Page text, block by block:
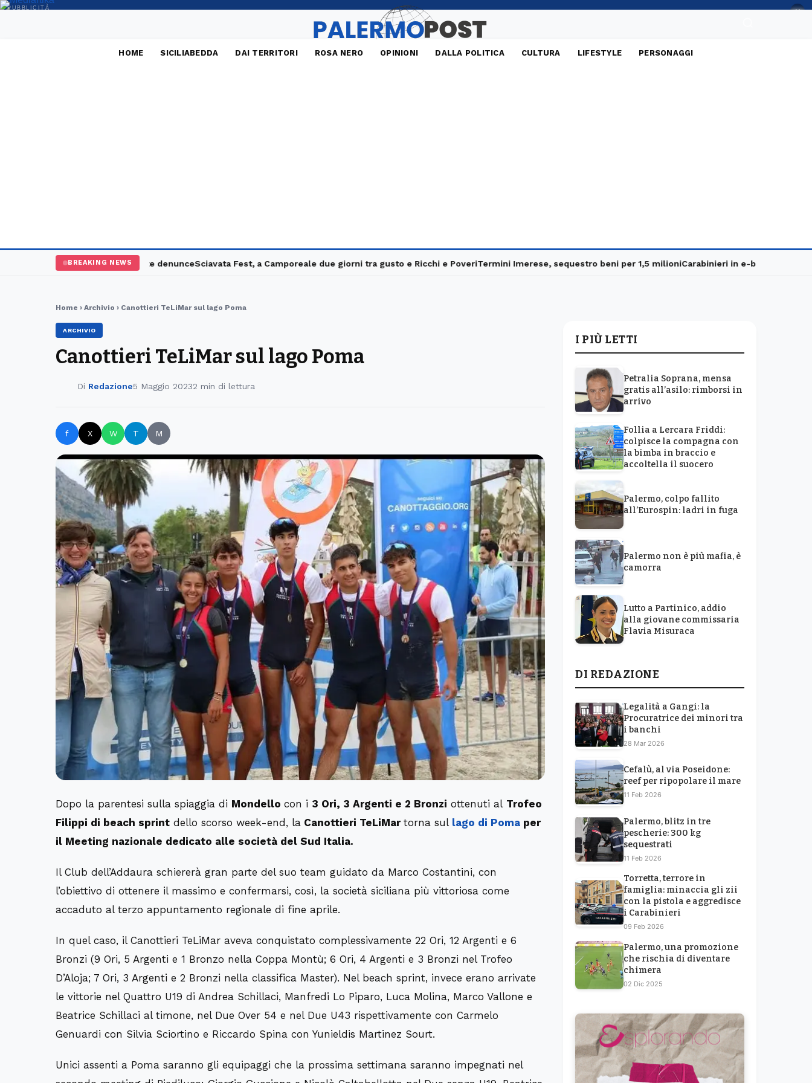
PUBBLICITÀ ×
HOME SICILIABEDDA DAI TERRITORI ROSA NERO OPINIONI DALLA POLITICA CULTURA LIFESTYLE PERSONAGGI
BREAKING NEWS
controlli: un arresto e sette denunceSciavata Fest, a Camporeale due giorni tra gusto e Ricchi e PoveriTermini Imerese, sequestro beni per 1,5 milioni Carabinieri in e-bike, controlli mirati
Home › Archivio › Canottieri TeLiMar sul lago Poma
ARCHIVIO
Canottieri TeLiMar sul lago Poma
Di Redazione5 Maggio 20232 min di lettura
f X W T M
Dopo la parentesi sulla spiaggia di Mondello con i 3 Ori, 3 Argenti e 2 Bronzi ottenuti al Trofeo
Filippi di beach sprint dello scorso week-end, la Canottieri TeLiMar torna sul lago di Poma per
il Meeting nazionale dedicato alle società del Sud Italia.
Il Club dell’Addaura schiererà gran parte del suo team guidato da Marco Costantini, con
l’obiettivo di ottenere il massimo e confermarsi, così, la società siciliana più vittoriosa come
accaduto al terzo appuntamento regionale di fine aprile.
In quel caso, il Canottieri TeLiMar aveva conquistato complessivamente 22 Ori, 12 Argenti e 6
Bronzi (9 Ori, 5 Argenti e 1 Bronzo nella Coppa Montù; 6 Ori, 4 Argenti e 3 Bronzi nel Trofeo
D’Aloja; 7 Ori, 3 Argenti e 2 Bronzi nella classifica Master). Nel beach sprint, invece erano arrivate
le vittorie nel Quattro U19 di Andrea Schillaci, Manfredi Lo Piparo, Luca Molina, Marco Vallone e
Beatrice Schillaci al timone, nel Due Over 54 e nel Due U43 rispettivamente con Carmelo
Genuardi con Silvia Sciortino e Riccardo Spina con Yunieldis Martinez Sourt.
Unici assenti a Poma saranno gli equipaggi che la prossima settimana saranno impegnati nel
I PIÙ LETTI
Petralia Soprana, mensa
gratis all’asilo: rimborsi in
arrivo
Follia a Lercara Friddi:
colpisce la compagna con
la bimba in braccio e
accoltella il suocero
Palermo, colpo fallito
all’Eurospin: ladri in fuga
Palermo non è più mafia, è
camorra
Lutto a Partinico, addio
alla giovane commissaria
Flavia Misuraca
DI REDAZIONE
Legalità a Gangi: la
Procuratrice dei minori tra
i banchi
28 Mar 2026
Cefalù, al via Poseidone:
reef per ripopolare il mare
11 Feb 2026
Palermo, blitz in tre
pescherie: 300 kg
sequestrati
11 Feb 2026
Torretta, terrore in
famiglia: minaccia gli zii
con la pistola e aggredisce
i Carabinieri
09 Feb 2026
Palermo, una promozione
che rischia di diventare
chimera
02 Dic 2025